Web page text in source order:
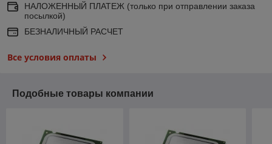
НАЛОЖЕННЫЙ ПЛАТЕЖ (только при отправлении заказа
посылкой)
БЕЗНАЛИЧНЫЙ РАСЧЕТ
Все условия оплаты
Подобные товары компании